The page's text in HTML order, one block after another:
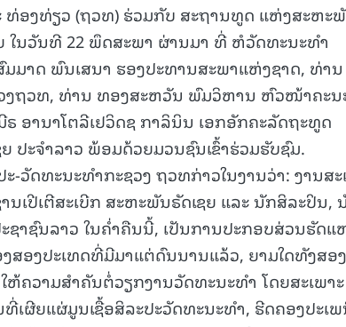
ທ່ອງທ່ຽວ (ຖວທ) ຮ່ວມກັບ ສະຖານທູດ ແຫ່ງສະຫະ
ໃນວັນທີ 22 ພຶດສະພາ ຜ່ານມາ ທີ່ ຫໍວັດທະນະທຳ
ມາດ ພົນເສນາ ຮອງປະທານສະພາແຫ່ງຊາດ, ທ່ານ
ງຖວທ, ທ່ານ ທອງສະຫວັນ ພົມວິຫານ ຫົວໜ້າຄະນ
ອານາໂຕລີເຢວິດຊ ກາລິນິນ ເອກອັກຄະລັດຖະທູດ
ປະຈຳລາວ ພ້ອມດ້ວຍມວນຊົນເຂົ້າຮ່ວມຮັບຊົມ.
ວັດທະນະທຳກະຊວງ ຖວທກ່າວໃນງານວ່າ: ງານສະ
ເປີເຕີສະເບີກ ສະຫະພັນຣັດເຊຍ ແລະ ນັກສິລະປິນ,
ຊາຊົນລາວ ໃນຄ່ຳຄືນນີ້, ເປັນການປະກອບສ່ວນຮັດ
ອງປະເທດທີ່ມີມາແຕ່ດົນນານແລ້ວ, ຍາມໃດທັງສອງ
ຄວາມສຳຄັນຕໍ່ວຽກງານວັດທະນະທໍາ ໂດຍສະເພາະ
ເຜີຍແຜ່ມູນເຊື້ອສິລະປະວັດທະນະທຳ, ຮີດຄອງປະເ